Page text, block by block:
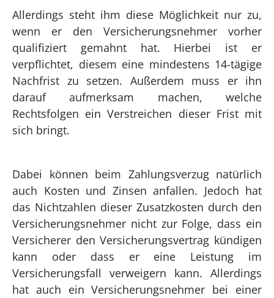
Allerdings steht ihm diese Möglichkeit nur zu,
wenn er den Versicherungsnehmer vorher
qualifiziert gemahnt hat. Hierbei ist er
verpflichtet, diesem eine mindestens 14-tägige
Nachfrist zu setzen. Außerdem muss er ihn
darauf aufmerksam machen, welche
Rechtsfolgen ein Verstreichen dieser Frist mit
sich bringt.
Dabei können beim Zahlungsverzug natürlich
auch Kosten und Zinsen anfallen. Jedoch hat
das Nichtzahlen dieser Zusatzkosten durch den
Versicherungsnehmer nicht zur Folge, dass ein
Versicherer den Versicherungsvertrag kündigen
kann oder dass er eine Leistung im
Versicherungsfall verweigern kann. Allerdings
hat auch ein Versicherungsnehmer bei einer